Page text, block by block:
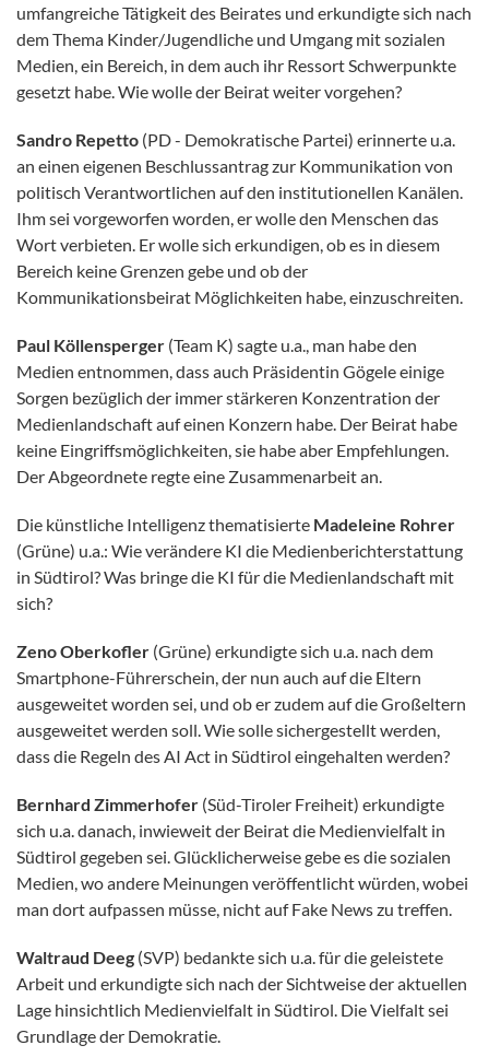
umfangreiche Tätigkeit des Beirates und erkundigte sich nach
dem Thema Kinder/Jugendliche und Umgang mit sozialen
Medien, ein Bereich, in dem auch ihr Ressort Schwerpunkte
gesetzt habe. Wie wolle der Beirat weiter vorgehen?
Sandro Repetto (PD - Demokratische Partei) erinnerte u.a.
an einen eigenen Beschlussantrag zur Kommunikation von
politisch Verantwortlichen auf den institutionellen Kanälen.
Ihm sei vorgeworfen worden, er wolle den Menschen das
Wort verbieten. Er wolle sich erkundigen, ob es in diesem
Bereich keine Grenzen gebe und ob der
Kommunikationsbeirat Möglichkeiten habe, einzuschreiten.
Paul Köllensperger (Team K) sagte u.a., man habe den
Medien entnommen, dass auch Präsidentin Gögele einige
Sorgen bezüglich der immer stärkeren Konzentration der
Medienlandschaft auf einen Konzern habe. Der Beirat habe
keine Eingriffsmöglichkeiten, sie habe aber Empfehlungen.
Der Abgeordnete regte eine Zusammenarbeit an.
Die künstliche Intelligenz thematisierte Madeleine Rohrer
(Grüne) u.a.: Wie verändere KI die Medienberichterstattung
in Südtirol? Was bringe die KI für die Medienlandschaft mit
sich?
Zeno Oberkofler (Grüne) erkundigte sich u.a. nach dem
Smartphone-Führerschein, der nun auch auf die Eltern
ausgeweitet worden sei, und ob er zudem auf die Großeltern
ausgeweitet werden soll. Wie solle sichergestellt werden,
dass die Regeln des AI Act in Südtirol eingehalten werden?
Bernhard Zimmerhofer (Süd-Tiroler Freiheit) erkundigte
sich u.a. danach, inwieweit der Beirat die Medienvielfalt in
Südtirol gegeben sei. Glücklicherweise gebe es die sozialen
Medien, wo andere Meinungen veröffentlicht würden, wobei
man dort aufpassen müsse, nicht auf Fake News zu treffen.
Waltraud Deeg (SVP) bedankte sich u.a. für die geleistete
Arbeit und erkundigte sich nach der Sichtweise der aktuellen
Lage hinsichtlich Medienvielfalt in Südtirol. Die Vielfalt sei
Grundlage der Demokratie.